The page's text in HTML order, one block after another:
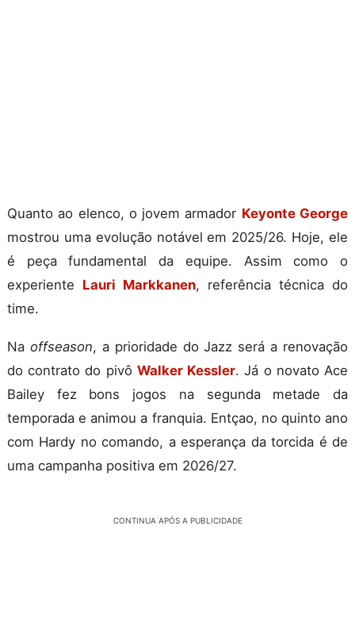
Quanto ao elenco, o jovem armador Keyonte George
mostrou uma evolução notável em 2025/26. Hoje, ele
é peça fundamental da equipe. Assim como o
experiente Lauri Markkanen, referência técnica do
time.
Na offseason, a prioridade do Jazz será a renovação
do contrato do pivô Walker Kessler. Já o novato Ace
Bailey fez bons jogos na segunda metade da
temporada e animou a franquia. Entçao, no quinto ano
com Hardy no comando, a esperança da torcida é de
uma campanha positiva em 2026/27.
CONTINUA APÓS A PUBLICIDADE